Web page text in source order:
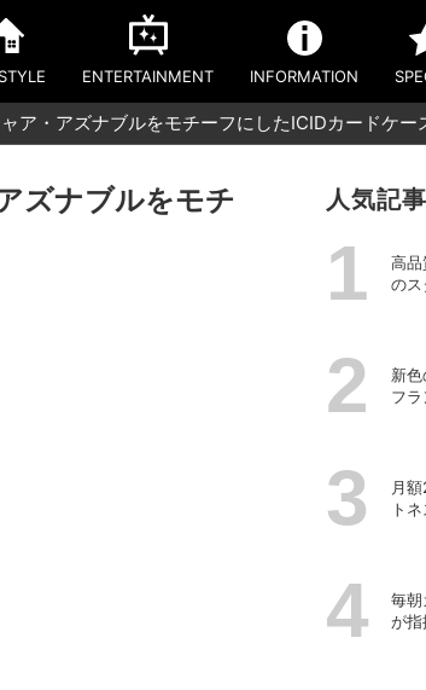
ENTERTAINMENT INFORMATION
ア・アズナブルをモチーフにしたICIDカードケー
ズナブルをモチ
人気記
高品
のス
新
フ
月
ト
毎朝
が指